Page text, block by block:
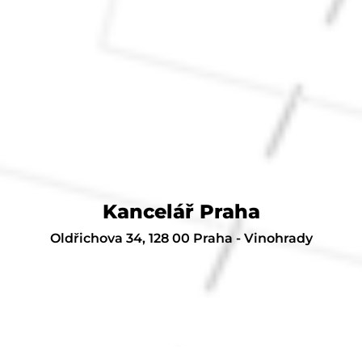
Kancelář Praha
Oldřichova 34, 128 00 Praha - Vinohrady